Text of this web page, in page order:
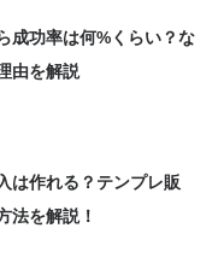
成功率は何%くらい？な
由を解説
は作れる？テンプレ販
法を解説！